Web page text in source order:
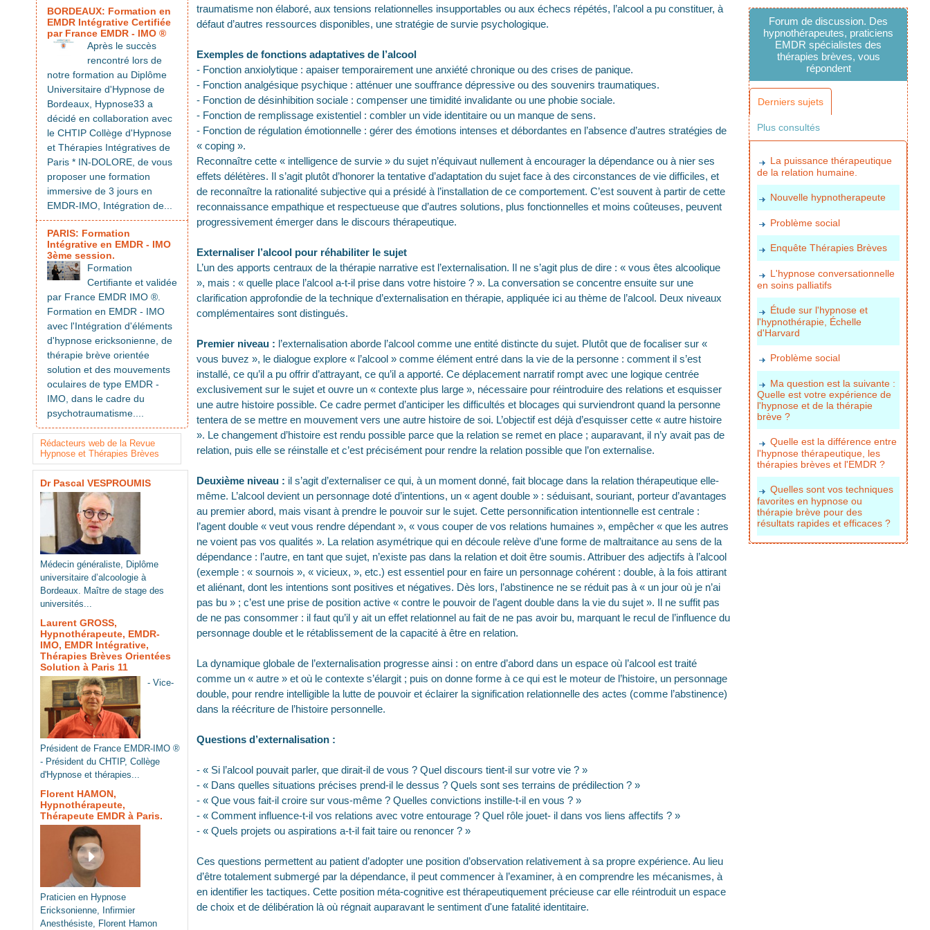
BORDEAUX: Formation en
EMDR Intégrative Certifiée
par France EMDR - IMO ®
Après le succès
rencontré lors de
notre formation au Diplôme
Universitaire d'Hypnose de
Bordeaux, Hypnose33 a
décidé en collaboration avec
le CHTIP Collège d'Hypnose
et Thérapies Intégratives de
Paris * IN-DOLORE, de vous
proposer une formation
immersive de 3 jours en
EMDR-IMO, Intégration de...
PARIS: Formation
Intégrative en EMDR - IMO
3ème session.
Formation
Certifiante et validée
par France EMDR IMO ®.
Formation en EMDR - IMO
avec l'Intégration d'éléments
d'hypnose ericksonienne, de
thérapie brève orientée
solution et des mouvements
oculaires de type EMDR -
IMO, dans le cadre du
psychotraumatisme....
Rédacteurs web de la Revue
Hypnose et Thérapies Brèves
Dr Pascal VESPROUMIS
Médecin généraliste, Diplôme
universitaire d’alcoologie à
Bordeaux. Maître de stage des
universités...
Laurent GROSS,
Hypnothérapeute, EMDR-
IMO, EMDR Intégrative,
Thérapies Brèves Orientées
Solution à Paris 11
- Vice-
Président de France EMDR-IMO ®
- Président du CHTIP, Collège
d'Hypnose et thérapies...
Florent HAMON,
Hypnothérapeute,
Thérapeute EMDR à Paris.
Praticien en Hypnose
Ericksonienne, Infirmier
Anesthésiste, Florent Hamon
traumatisme non élaboré, aux tensions relationnelles insupportables ou aux échecs répétés, l’alcool a pu constituer, à
défaut d’autres ressources disponibles, une stratégie de survie psychologique.
Exemples de fonctions adaptatives de l’alcool
- Fonction anxiolytique : apaiser temporairement une anxiété chronique ou des crises de panique.
- Fonction analgésique psychique : atténuer une souffrance dépressive ou des souvenirs traumatiques.
- Fonction de désinhibition sociale : compenser une timidité invalidante ou une phobie sociale.
- Fonction de remplissage existentiel : combler un vide identitaire ou un manque de sens.
- Fonction de régulation émotionnelle : gérer des émotions intenses et débordantes en l’absence d’autres stratégies de
« coping ».
Reconnaître cette « intelligence de survie » du sujet n’équivaut nullement à encourager la dépendance ou à nier ses
effets délétères. Il s’agit plutôt d’honorer la tentative d’adaptation du sujet face à des circonstances de vie difficiles, et
de reconnaître la rationalité subjective qui a présidé à l’installation de ce comportement. C’est souvent à partir de cette
reconnaissance empathique et respectueuse que d’autres solutions, plus fonctionnelles et moins coûteuses, peuvent
progressivement émerger dans le discours thérapeutique.
Externaliser l’alcool pour réhabiliter le sujet
L’un des apports centraux de la thérapie narrative est l’externalisation. Il ne s’agit plus de dire : « vous êtes alcoolique
», mais : « quelle place l’alcool a-t-il prise dans votre histoire ? ». La conversation se concentre ensuite sur une
clarification approfondie de la technique d’externalisation en thérapie, appliquée ici au thème de l’alcool. Deux niveaux
complémentaires sont distingués.
Premier niveau : l’externalisation aborde l’alcool comme une entité distincte du sujet. Plutôt que de focaliser sur «
vous buvez », le dialogue explore « l’alcool » comme élément entré dans la vie de la personne : comment il s’est
installé, ce qu’il a pu offrir d’attrayant, ce qu’il a apporté. Ce déplacement narratif rompt avec une logique centrée
exclusivement sur le sujet et ouvre un « contexte plus large », nécessaire pour réintroduire des relations et esquisser
une autre histoire possible. Ce cadre permet d’anticiper les difficultés et blocages qui surviendront quand la personne
tentera de se mettre en mouvement vers une autre histoire de soi. L’objectif est déjà d’esquisser cette « autre histoire
». Le changement d’histoire est rendu possible parce que la relation se remet en place ; auparavant, il n’y avait pas de
relation, puis elle se réinstalle et c’est précisément pour rendre la relation possible que l’on externalise.
Deuxième niveau : il s’agit d’externaliser ce qui, à un moment donné, fait blocage dans la relation thérapeutique elle-
même. L’alcool devient un personnage doté d’intentions, un « agent double » : séduisant, souriant, porteur d’avantages
au premier abord, mais visant à prendre le pouvoir sur le sujet. Cette personnification intentionnelle est centrale :
l’agent double « veut vous rendre dépendant », « vous couper de vos relations humaines », empêcher « que les autres
ne voient pas vos qualités ». La relation asymétrique qui en découle relève d’une forme de maltraitance au sens de la
dépendance : l’autre, en tant que sujet, n’existe pas dans la relation et doit être soumis. Attribuer des adjectifs à l’alcool
(exemple : « sournois », « vicieux, », etc.) est essentiel pour en faire un personnage cohérent : double, à la fois attirant
et aliénant, dont les intentions sont positives et négatives. Dès lors, l’abstinence ne se réduit pas à « un jour où je n’ai
pas bu » ; c’est une prise de position active « contre le pouvoir de l’agent double dans la vie du sujet ». Il ne suffit pas
de ne pas consommer : il faut qu’il y ait un effet relationnel au fait de ne pas avoir bu, marquant le recul de l’influence du
personnage double et le rétablissement de la capacité à être en relation.
La dynamique globale de l’externalisation progresse ainsi : on entre d’abord dans un espace où l’alcool est traité
comme un « autre » et où le contexte s’élargit ; puis on donne forme à ce qui est le moteur de l’histoire, un personnage
double, pour rendre intelligible la lutte de pouvoir et éclairer la signification relationnelle des actes (comme l’abstinence)
dans la réécriture de l’histoire personnelle.
Questions d’externalisation :
- « Si l’alcool pouvait parler, que dirait-il de vous ? Quel discours tient-il sur votre vie ? »
- « Dans quelles situations précises prend-il le dessus ? Quels sont ses terrains de prédilection ? »
- « Que vous fait-il croire sur vous-même ? Quelles convictions instille-t-il en vous ? »
- « Comment influence-t-il vos relations avec votre entourage ? Quel rôle jouet- il dans vos liens affectifs ? »
- « Quels projets ou aspirations a-t-il fait taire ou renoncer ? »
Ces questions permettent au patient d’adopter une position d’observation relativement à sa propre expérience. Au lieu
d’être totalement submergé par la dépendance, il peut commencer à l’examiner, à en comprendre les mécanismes, à
en identifier les tactiques. Cette position méta-cognitive est thérapeutiquement précieuse car elle réintroduit un espace
de choix et de délibération là où régnait auparavant le sentiment d'une fatalité identitaire.
Forum de discussion. Des
hypnothérapeutes, praticiens
EMDR spécialistes des
thérapies brèves, vous
répondent
Derniers sujets
Plus consultés
La puissance thérapeutique
de la relation humaine.
Nouvelle hypnotherapeute
Problème social
Enquête Thérapies Brèves
L'hypnose conversationnelle
en soins palliatifs
Étude sur l'hypnose et
l'hypnothérapie, Échelle
d'Harvard
Problème social
Ma question est la suivante :
Quelle est votre expérience de
l'hypnose et de la thérapie
brève ?
Quelle est la différence entre
l'hypnose thérapeutique, les
thérapies brèves et l'EMDR ?
Quelles sont vos techniques
favorites en hypnose ou
thérapie brève pour des
résultats rapides et efficaces ?